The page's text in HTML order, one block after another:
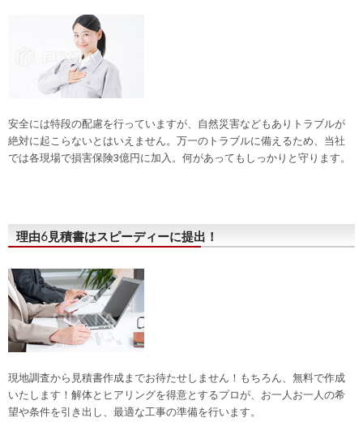
安全には特段の配慮を行っていますが、自然災害などもありトラブルが
絶対に起こらないとはいえません。万一のトラブルに備えるため、当社
では各現場で損害保険3億円に加入。何があってもしっかりと守ります。
理由6見積書はスピーディーに提出！
現地調査から見積書作成までお待たせしません！もちろん、無料で作成
いたします！解体とヒアリングを得意とするプロが、お一人お一人の希
望や条件を引き出し、最適な工事の準備を行います。